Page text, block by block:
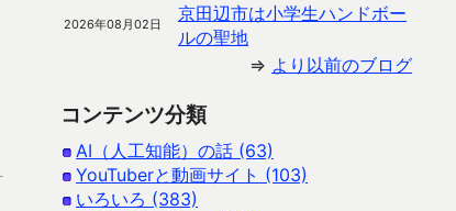
2026年08月02日
京田辺市は小学生ハンドボー
ルの聖地
⇒ より以前のブログ
コンテンツ分類
AI（人工知能）の話 (63)
YouTuberと動画サイト (103)
いろいろ (383)